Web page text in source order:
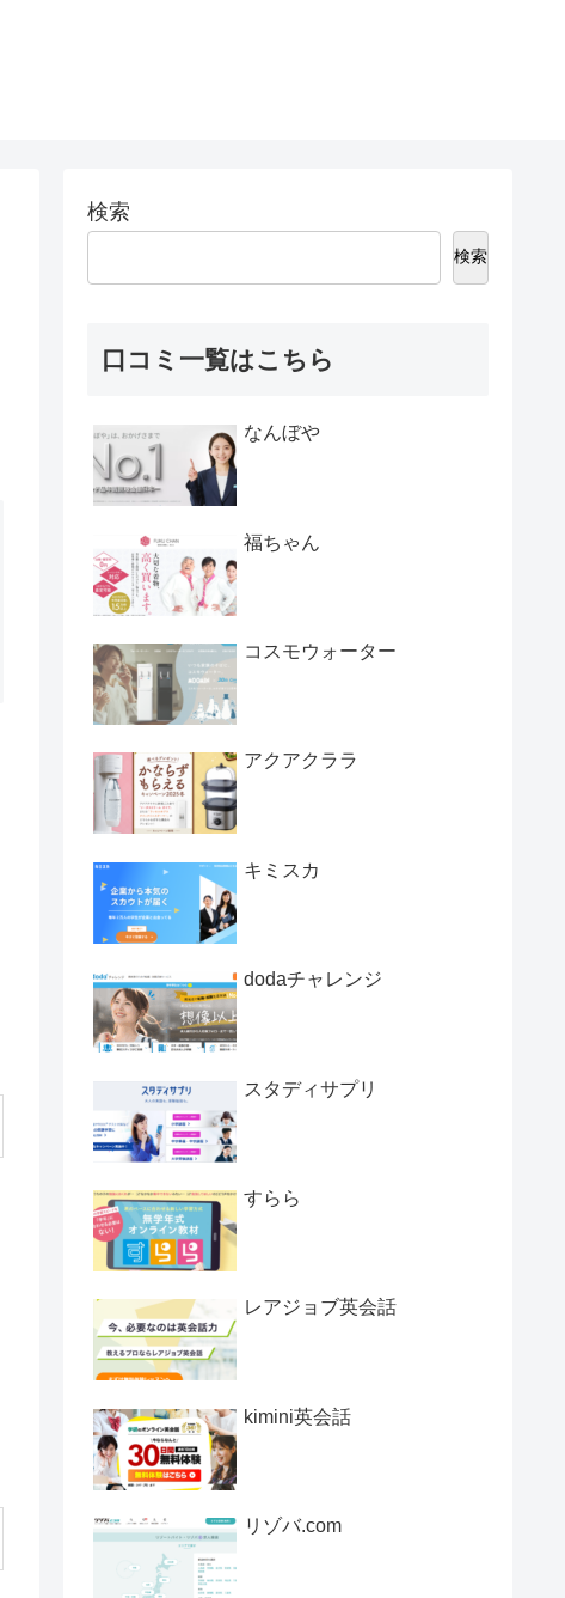
検索
検索
口コミ一覧はこちら
なんぼや
福ちゃん
コスモウォーター
アクアクララ
キミスカ
dodaチャレンジ
スタディサプリ
すらら
レアジョブ英会話
kimini英会話
リゾバ.com